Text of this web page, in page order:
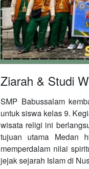
Ziarah & Studi
SMP Babussalam
untuk siswa kelas 9.
wisata religi ini
tujuan utama Medan
memperdalam nilai
jejak sejarah Islam di